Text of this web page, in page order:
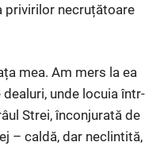
privirilor necruțătoare
mea. Am mers la ea
unde locuia într-
Strei, înconjurată de
– caldă, dar neclintită,